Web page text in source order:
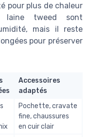
pour plus de chaleur
tweed sont
mais il reste
pour préserver
Accessoires
adaptés
Pochette, cravate
fine, chaussures
en cuir clair